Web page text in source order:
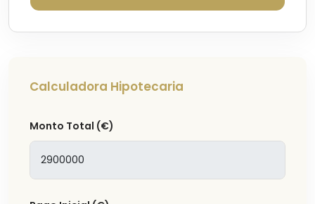
Calculadora Hipotecaria
Monto Total (€)